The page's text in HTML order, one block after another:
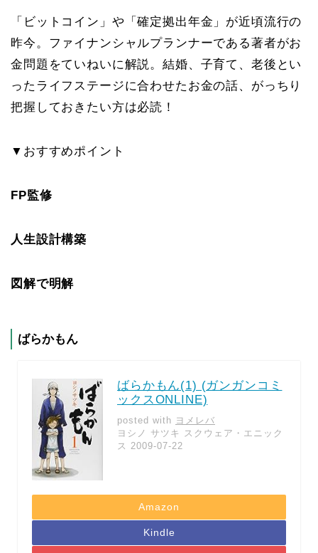
「ビットコイン」や「確定拠出年金」が近頃流行の
昨今。ファイナンシャルプランナーである著者がお
金問題をていねいに解説。結婚、子育て、老後とい
ったライフステージに合わせたお金の話、がっちり
把握しておきたい方は必読！
▼おすすめポイント
FP監修
人生設計構築
図解で明解
ばらかもん
ばらかもん(1) (ガンガンコミ
ックスONLINE)
posted with ヨメレバ
ヨシノ サツキ スクウェア・エニック
ス 2009-07-22
Amazon
Kindle